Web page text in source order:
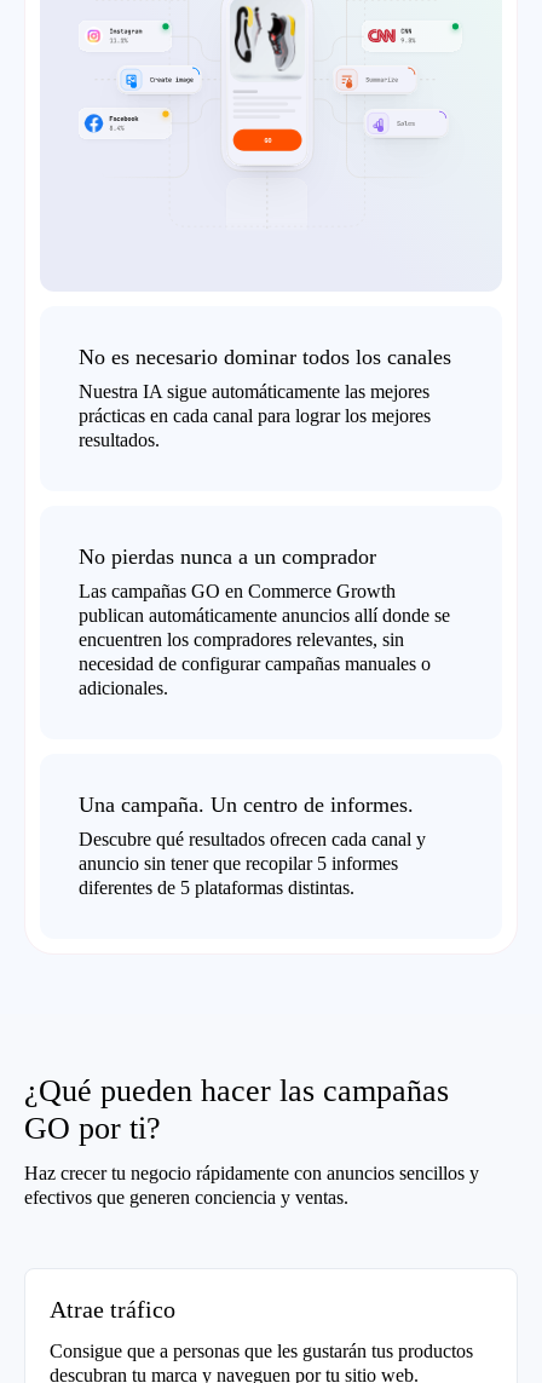
No es necesario dominar todos los canales
Nuestra IA sigue automáticamente las mejores
prácticas en cada canal para lograr los mejores
resultados.
No pierdas nunca a un comprador
Las campañas GO en Commerce Growth
publican automáticamente anuncios allí donde se
encuentren los compradores relevantes, sin
necesidad de configurar campañas manuales o
adicionales.
Una campaña. Un centro de informes.
Descubre qué resultados ofrecen cada canal y
anuncio sin tener que recopilar 5 informes
diferentes de 5 plataformas distintas.
¿Qué pueden hacer las campañas
GO por ti?
Haz crecer tu negocio rápidamente con anuncios sencillos y
efectivos que generen conciencia y ventas.
Atrae tráfico
Consigue que a personas que les gustarán tus productos
descubran tu marca y naveguen por tu sitio web.